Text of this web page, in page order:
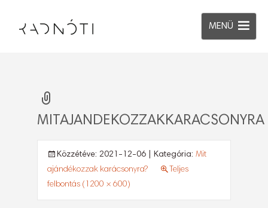
MENÜ
MITAJANDEKOZZAKKARACSONYRA
Közzétéve: 2021-12-06 | Kategória: Mit
ajándékozzak karácsonyra?
Teljes
felbontás (1200 × 600)